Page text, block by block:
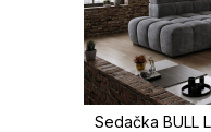
Sedačka BULL